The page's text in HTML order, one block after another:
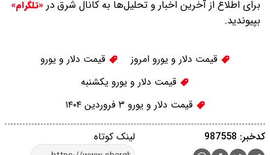
برای اطلاع از آخرین اخبار و تحلیل‌ها به کانال شرق در «تلگرام»
بپیوندید.
قیمت دلار و یورو امروز
قیمت دلار و یورو
قیمت دلار و یورو یکشنبه
قیمت دلار و یورو ۳ فروردین ۱۴۰۴
لینک کوتاه کدخبر: 987558